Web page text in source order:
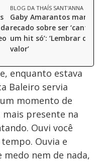
BLOG DA THAÍS SANT'ANNA
Gaby Amarantos manda
recado sobre ser ‘cantora
um hit só’: ‘Lembrar do
valor’
enquanto estava
Baleiro servia
momento de
mais presente na
Ouvi você
Ouvia e
medo nem de nada,